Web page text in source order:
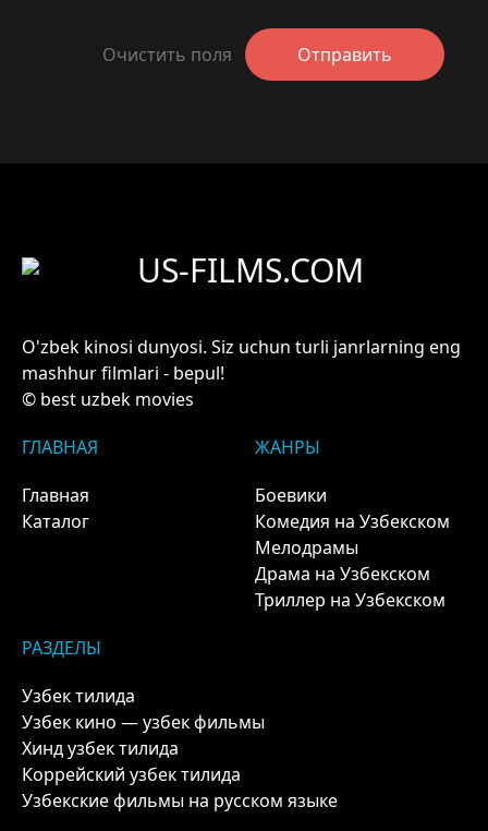
Очистить поля Отправить
US-FILMS.COM
O'zbek kinosi dunyosi. Siz uchun turli janrlarning eng
mashhur filmlari - bepul!
© best uzbek movies
ГЛАВНАЯ
Главная
Каталог
ЖАНРЫ
Боевики
Комедия на Узбекском
Мелодрамы
Драма на Узбекском
Триллер на Узбекском
РАЗДЕЛЫ
Узбек тилида
Узбек кино — узбек фильмы
Хинд узбек тилида
Коррейский узбек тилида
Узбекские фильмы на русском языке